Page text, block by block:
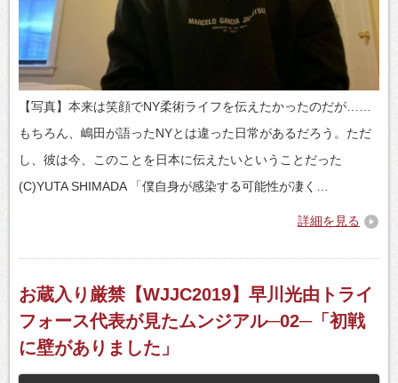
【写真】本来は笑顔でNY柔術ライフを伝えたかったのだが……
もちろん、嶋田が語ったNYとは違った日常があるだろう。ただ
し、彼は今、このことを日本に伝えたいということだった
(C)YUTA SHIMADA 「僕自身が感染する可能性が凄く…
詳細を見る
お蔵入り厳禁【WJJC2019】早川光由トライ
フォース代表が見たムンジアル─02─「初戦
に壁がありました」